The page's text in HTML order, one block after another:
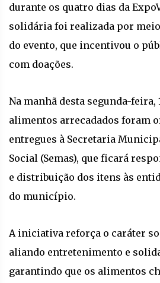
durante os quatro dias da
solidária foi realizada por
do evento, que incentivou o
com doações.
Na manhã desta segunda-feira,
alimentos arrecadados foram
entregues à Secretaria
Social (Semas), que ficará
e distribuição dos itens às
do município.
A iniciativa reforça o caráter
aliando entretenimento e
garantindo que os alimentos